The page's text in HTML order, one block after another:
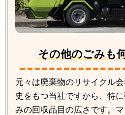
その他のごみも
元々は廃棄物のリサイクル
史をもつ当社ですから、特
みの回収品目の広さです。